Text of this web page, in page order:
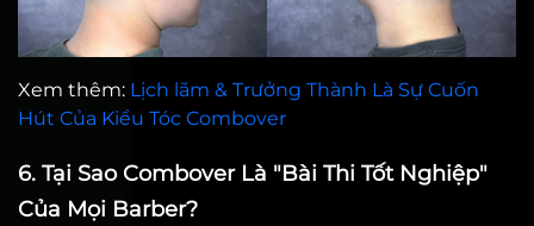
Xem thêm: Lịch lãm & Trưởng Thành Là Sự Cuốn
Hút Của Kiểu Tóc Combover
6. Tại Sao Combover Là "Bài Thi Tốt Nghiệp"
Của Mọi Barber?